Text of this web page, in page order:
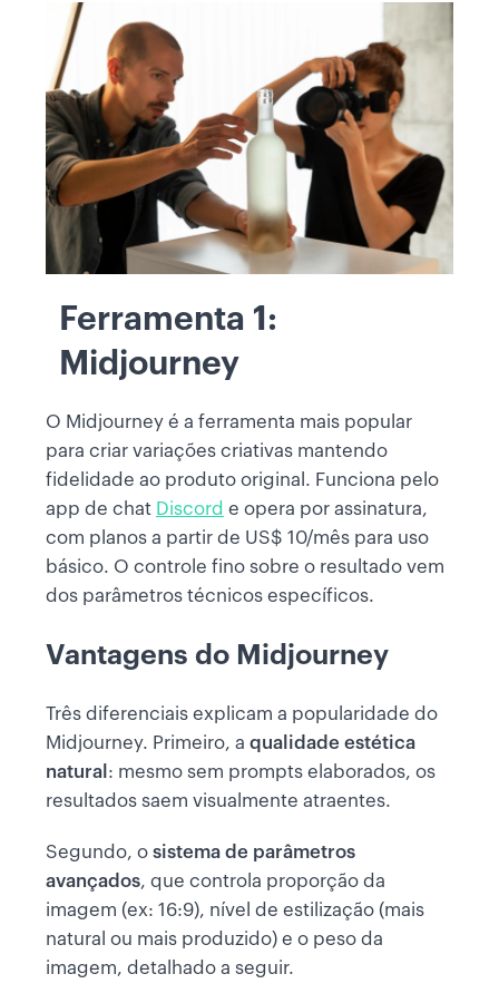
Ferramenta 1:
Midjourney
O Midjourney é a ferramenta mais popular
para criar variações criativas mantendo
fidelidade ao produto original. Funciona pelo
app de chat Discord e opera por assinatura,
com planos a partir de US$ 10/mês para uso
básico. O controle fino sobre o resultado vem
dos parâmetros técnicos específicos.
Vantagens do Midjourney
Três diferenciais explicam a popularidade do
Midjourney. Primeiro, a qualidade estética
natural : mesmo sem prompts elaborados, os
resultados saem visualmente atraentes.
Segundo, o sistema de parâmetros
avançados, que controla proporção da
imagem (ex: 16:9), nível de estilização (mais
natural ou mais produzido) e o peso da
imagem, detalhado a seguir.